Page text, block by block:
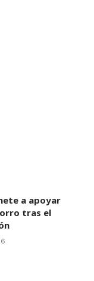
a apoyar
tras el